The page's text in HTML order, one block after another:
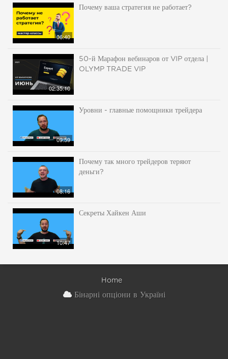
06:40
Почему ваша стратегия не работает?
02:35:10
50-й Марафон вебинаров от VIP отдела |
OLYMP TRADE VIP
09:59
Уровни - главные помощники трейдера
08:16
Почему так много трейдеров теряют
деньги?
10:47
Секреты Хайкен Аши
Home
Бінарні опціони в Україні